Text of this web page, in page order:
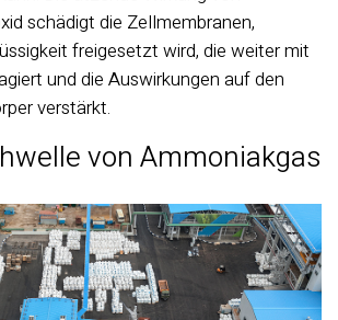
schädigt die Zellmembranen,
freigesetzt wird, die weiter mit
und die Auswirkungen auf den
verstärkt.
von Ammoniakgas